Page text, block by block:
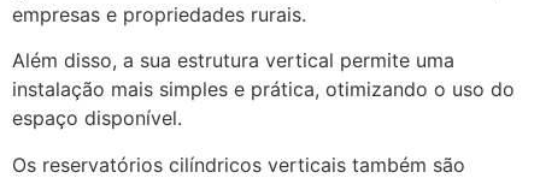
empresas e propriedades rurais.
Além disso, a sua estrutura vertical permite uma
instalação mais simples e prática, otimizando o uso do
espaço disponível.
Os reservatórios cilíndricos verticais também são